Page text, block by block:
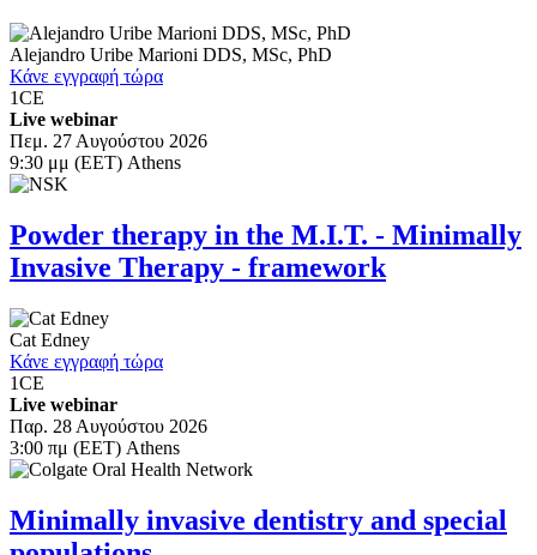
Alejandro Uribe Marioni DDS, MSc, PhD
Κάνε εγγραφή τώρα
1CE
Live webinar
Πεμ. 27 Αυγούστου 2026
9:30 μμ (EET) Athens
Powder therapy in the M.I.T. - Minimally
Invasive Therapy - framework
Cat Edney
Κάνε εγγραφή τώρα
1CE
Live webinar
Παρ. 28 Αυγούστου 2026
3:00 πμ (EET) Athens
Minimally invasive dentistry and special